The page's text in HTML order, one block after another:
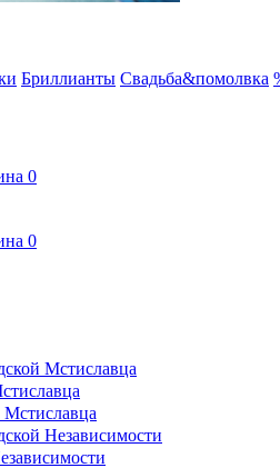
Бриллианты Свадьба&помолвка
0
0
Мстиславца
Независимости